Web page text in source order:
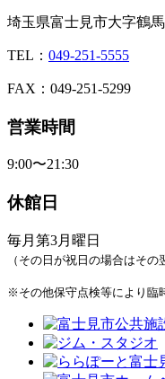
埼玉県富士見市大字鶴馬
TEL： 049-251-5555
FAX：049-251-5299
営業時間
9:00〜21:30
休館日
毎月第3月曜日
（その日が祝日の場合はその
※その他保守点検等により臨